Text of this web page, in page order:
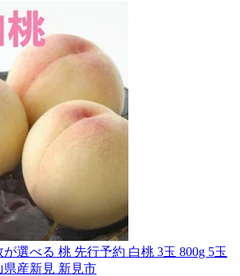
が選べる 桃 先行予約 白桃 3玉 800g 5玉
県産新見 新見市